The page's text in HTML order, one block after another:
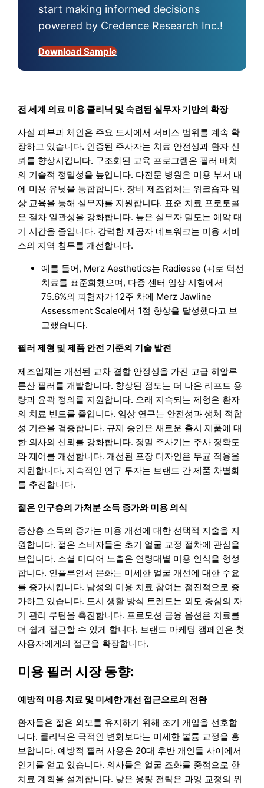
start making informed decisions
powered by Credence Research Inc.!
Download Sample
전 세계 의료 미용 클리닉 및 숙련된 실무자 기반의 확장
사설 피부과 체인은 주요 도시에서 서비스 범위를 계속 확
장하고 있습니다. 인증된 주사자는 치료 안전성과 환자 신
뢰를 향상시킵니다. 구조화된 교육 프로그램은 필러 배치
의 기술적 정밀성을 높입니다. 다전문 병원은 미용 부서 내
에 미용 유닛을 통합합니다. 장비 제조업체는 워크숍과 임
상 교육을 통해 실무자를 지원합니다. 표준 치료 프로토콜
은 절차 일관성을 강화합니다. 높은 실무자 밀도는 예약 대
기 시간을 줄입니다. 강력한 제공자 네트워크는 미용 서비
스의 지역 침투를 개선합니다.
예를 들어, Merz Aesthetics는 Radiesse (+)로 턱선
치료를 표준화했으며, 다중 센터 임상 시험에서
75.6%의 피험자가 12주 차에 Merz Jawline
Assessment Scale에서 1점 향상을 달성했다고 보
고했습니다.
필러 제형 및 제품 안전 기준의 기술 발전
제조업체는 개선된 교차 결합 안정성을 가진 고급 히알루
론산 필러를 개발합니다. 향상된 점도는 더 나은 리프트 용
량과 윤곽 정의를 지원합니다. 오래 지속되는 제형은 환자
의 치료 빈도를 줄입니다. 임상 연구는 안전성과 생체 적합
성 기준을 검증합니다. 규제 승인은 새로운 출시 제품에 대
한 의사의 신뢰를 강화합니다. 정밀 주사기는 주사 정확도
와 제어를 개선합니다. 개선된 포장 디자인은 무균 적용을
지원합니다. 지속적인 연구 투자는 브랜드 간 제품 차별화
를 추진합니다.
젊은 인구층의 가처분 소득 증가와 미용 의식
중산층 소득의 증가는 미용 개선에 대한 선택적 지출을 지
원합니다. 젊은 소비자들은 초기 얼굴 교정 절차에 관심을
보입니다. 소셜 미디어 노출은 연령대별 미용 인식을 형성
합니다. 인플루언서 문화는 미세한 얼굴 개선에 대한 수요
를 증가시킵니다. 남성의 미용 치료 참여는 점진적으로 증
가하고 있습니다. 도시 생활 방식 트렌드는 외모 중심의 자
기 관리 루틴을 촉진합니다. 프로모션 금융 옵션은 치료를
더 쉽게 접근할 수 있게 합니다. 브랜드 마케팅 캠페인은 첫
사용자에게의 접근을 확장합니다.
미용 필러 시장 동향:
예방적 미용 치료 및 미세한 개선 접근으로의 전환
환자들은 젊은 외모를 유지하기 위해 조기 개입을 선호합
니다. 클리닉은 극적인 변화보다는 미세한 볼륨 교정을 홍
보합니다. 예방적 필러 사용은 20대 후반 개인들 사이에서
인기를 얻고 있습니다. 의사들은 얼굴 조화를 중점으로 한
치료 계획을 설계합니다. 낮은 용량 전략은 과잉 교정의 위